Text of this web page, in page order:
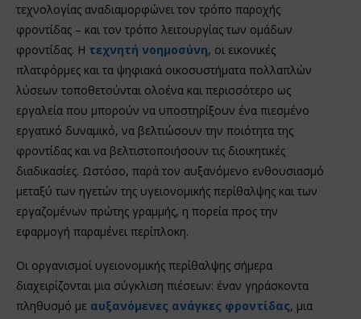
τεχνολογίας αναδιαμορφώνει τον τρόπο παροχής
φροντίδας – και τον τρόπο λειτουργίας των ομάδων
φροντίδας. Η τεχνητή νοημοσύνη, οι εικονικές
πλατφόρμες και τα ψηφιακά οικοσυστήματα πολλαπλών
λύσεων τοποθετούνται ολοένα και περισσότερο ως
εργαλεία που μπορούν να υποστηρίξουν ένα πιεσμένο
εργατικό δυναμικό, να βελτιώσουν την ποιότητα της
φροντίδας και να βελτιστοποιήσουν τις διοικητικές
διαδικασίες. Ωστόσο, παρά τον αυξανόμενο ενθουσιασμό
μεταξύ των ηγετών της υγειονομικής περίθαλψης και των
εργαζομένων πρώτης γραμμής, η πορεία προς την
εφαρμογή παραμένει περίπλοκη.
Οι οργανισμοί υγειονομικής περίθαλψης σήμερα
διαχειρίζονται μια σύγκλιση πιέσεων: έναν γηράσκοντα
πληθυσμό με αυξανόμενες ανάγκες φροντίδας, μια